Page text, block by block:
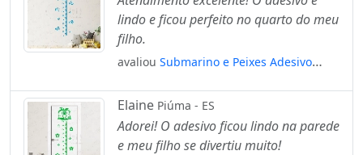
lindo e ficou perfeito no quarto do meu
filho.
avaliou Submarino e Peixes Adesivo
de Altura para Quarto, Porta e Parede
Mod:251
Elaine Piúma - ES
Adorei! O adesivo ficou lindo na parede
e meu filho se divertiu muito!